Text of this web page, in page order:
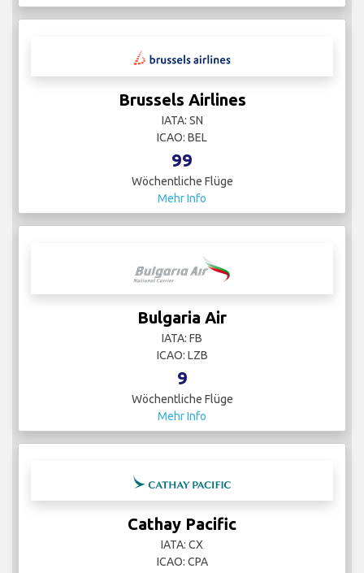
Brussels Airlines
IATA: SN
ICAO: BEL
99
Wöchentliche Flüge
Mehr Info
Bulgaria Air
IATA: FB
ICAO: LZB
9
Wöchentliche Flüge
Mehr Info
Cathay Pacific
IATA: CX
ICAO: CPA